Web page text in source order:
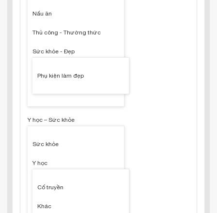
Nấu ăn
Thủ công - Thường thức
Sức khỏe - Đẹp
Phụ kiện làm đẹp
Y học – Sức khỏe
Sức khỏe
Y học
Cổ truyền
Khác